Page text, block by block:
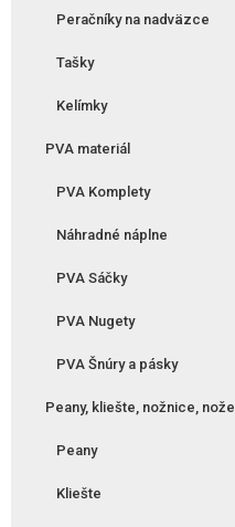
Peračníky na nadväzce
Tašky
Kelímky
PVA materiál
PVA Komplety
Náhradné náplne
PVA Sáčky
PVA Nugety
PVA Šnúry a pásky
Peany, kliešte, nožnice, nože
Peany
Kliešte